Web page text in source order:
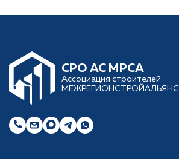
CРО АС МРСА
Ассоциация строителей
МЕЖРЕГИОНСТРОЙАЛЬЯНС